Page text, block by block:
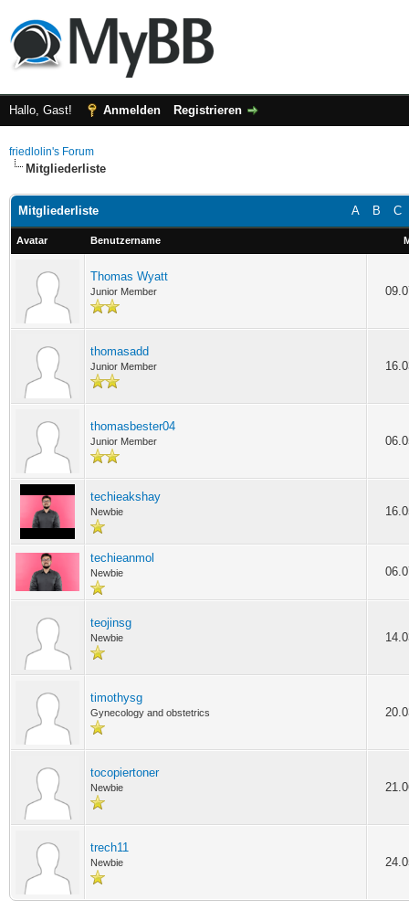
Hallo, Gast! Anmelden Registrieren
friedlolin's Forum
Mitgliederliste
A B C
Mitgliederliste
Avatar Benutzername
Thomas Wyatt
Junior Member
thomasadd
Junior Member
thomasbester04
Junior Member
techieakshay
Newbie
techieanmol
Newbie
teojinsg
Newbie
timothysg
Gynecology and obstetrics
tocopiertoner
Newbie
trech11
Newbie